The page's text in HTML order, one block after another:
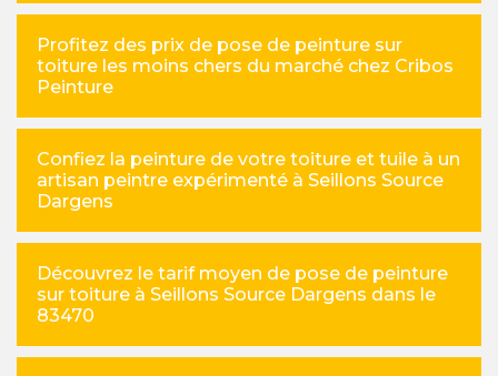
Profitez des prix de pose de peinture sur
toiture les moins chers du marché chez Cribos
Peinture
Confiez la peinture de votre toiture et tuile à un
artisan peintre expérimenté à Seillons Source
Dargens
Découvrez le tarif moyen de pose de peinture
sur toiture à Seillons Source Dargens dans le
83470